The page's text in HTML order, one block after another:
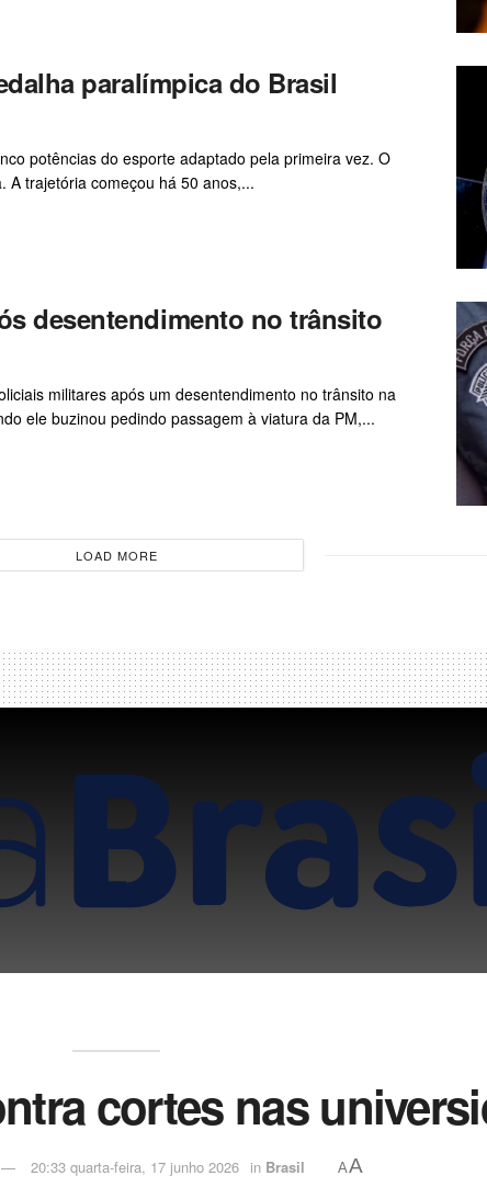
paralímpica do Brasil
potências do esporte adaptado pela primeira vez. O
A trajetória começou há 50 anos,...
desentendimento no trânsito
militares após um desentendimento no trânsito na
ele buzinou pedindo passagem à viatura da PM,...
LOAD MORE
cortes nas
20:33 quarta-feira, 17 junho 2026 in Brasil AA